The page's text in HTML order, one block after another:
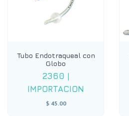
Tubo Endotraqueal con
Globo
2360 |
IMPORTACION
$ 45.00